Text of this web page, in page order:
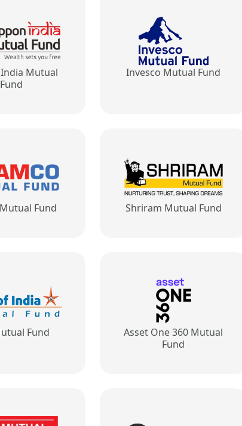
Mutual
Fund
Invesco Mutual Fund
Fund Shriram Mutual Fund
Fund
Asset One 360 Mutual
Fund